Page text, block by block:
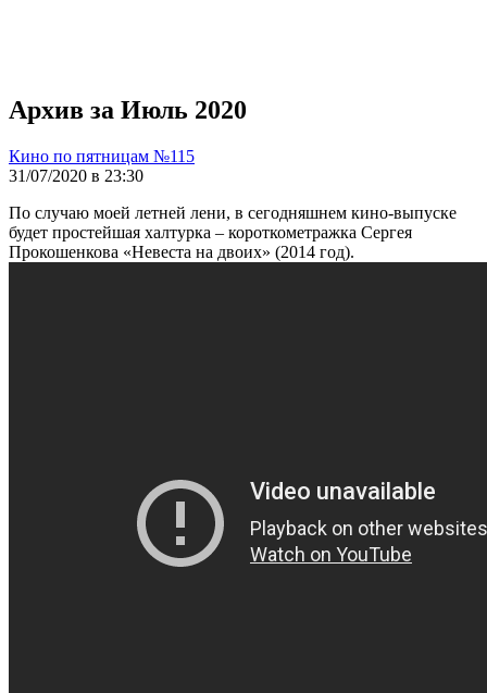
Архив за Июль 2020
Кино по пятницам №115
31/07/2020 в 23:30
По случаю моей летней лени, в сегодняшнем кино-выпуске
будет простейшая халтурка – короткометражка Сергея
Прокошенкова «Невеста на двоих» (2014 год).